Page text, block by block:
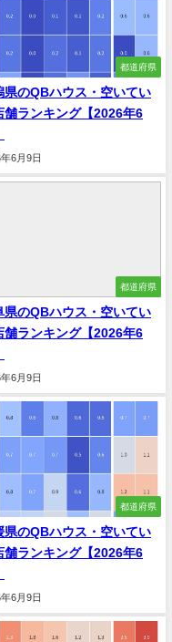
都道府県
県のQBハウス・空いてい
舗ランキング【2026年6
6月9日
都道府県
県のQBハウス・空いてい
舗ランキング【2026年6
6月9日
都道府県
県のQBハウス・空いてい
舗ランキング【2026年6
6月9日